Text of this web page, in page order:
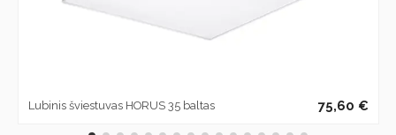
Lubinis šviestuvas HORUS 35 baltas 75,60 €